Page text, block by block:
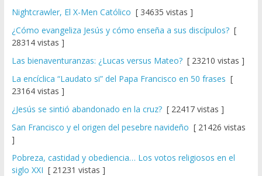
Nightcrawler, El X-Men Católico [ 34635 vistas ]
¿Cómo evangeliza Jesús y cómo enseña a sus discípulos?[
28314 vistas ]
Las bienaventuranzas: ¿Lucas versus Mateo?[ 23210 vistas ]
La encíclica “Laudato si” del Papa Francisco en 50 frases [
23164 vistas ]
¿Jesús se sintió abandonado en la cruz?[ 22417 vistas ]
San Francisco y el origen del pesebre navideño [ 21426 vistas
]
Pobreza, castidad y obediencia… Los votos religiosos en el
siglo XXI [ 21231 vistas ]